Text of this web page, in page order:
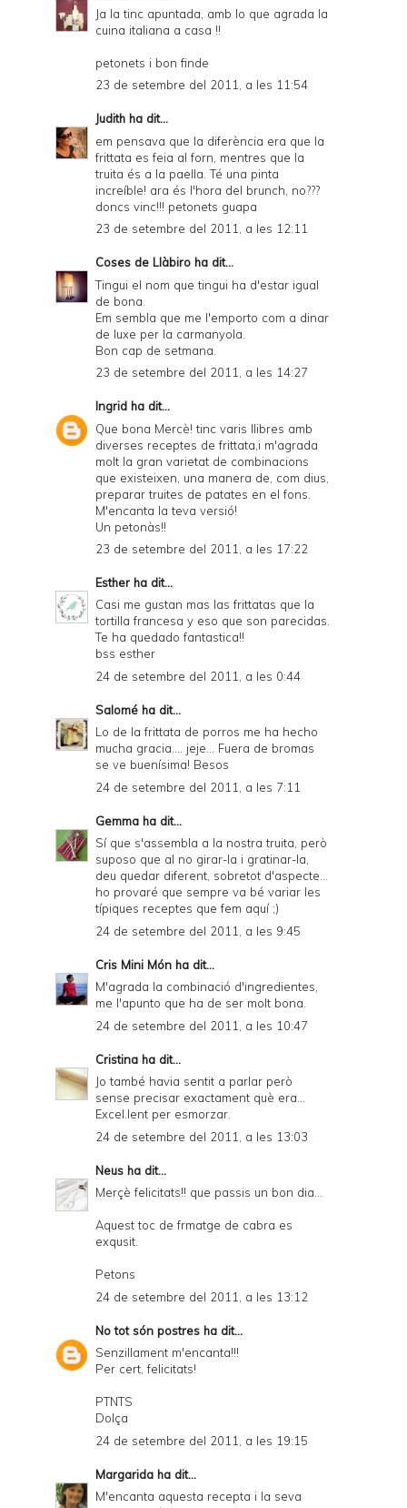
Ja la tinc apuntada, amb lo que agrada la
cuina italiana a casa !!
petonets i bon finde
23 de setembre del 2011, a les 11:54
Judith ha dit...
em pensava que la diferència era que la
frittata es feia al forn, mentres que la
truita és a la paella. Té una pinta
increíble! ara és l'hora del brunch, no???
doncs vinc!!! petonets guapa
23 de setembre del 2011, a les 12:11
Coses de Llàbiro ha dit...
Tingui el nom que tingui ha d'estar igual
de bona.
Em sembla que me l'emporto com a dinar
de luxe per la carmanyola.
Bon cap de setmana.
23 de setembre del 2011, a les 14:27
Ingrid ha dit...
Que bona Mercè! tinc varis llibres amb
diverses receptes de frittata,i m'agrada
molt la gran varietat de combinacions
que existeixen, una manera de, com dius,
preparar truites de patates en el fons.
M'encanta la teva versió!
Un petonàs!!
23 de setembre del 2011, a les 17:22
Esther ha dit...
Casi me gustan mas las frittatas que la
tortilla francesa y eso que son parecidas.
Te ha quedado fantastica!!
bss esther
24 de setembre del 2011, a les 0:44
Salomé ha dit...
Lo de la frittata de porros me ha hecho
mucha gracia.... jeje... Fuera de bromas
se ve buenísima! Besos
24 de setembre del 2011, a les 7:11
Gemma ha dit...
Sí que s'assembla a la nostra truita, però
suposo que al no girar-la i gratinar-la,
deu quedar diferent, sobretot d'aspecte...
ho provaré que sempre va bé variar les
típiques receptes que fem aquí ;)
24 de setembre del 2011, a les 9:45
Cris Mini Món ha dit...
M'agrada la combinació d'ingredientes,
me l'apunto que ha de ser molt bona.
24 de setembre del 2011, a les 10:47
Cristina ha dit...
Jo també havia sentit a parlar però
sense precisar exactament què era...
Excel.lent per esmorzar.
24 de setembre del 2011, a les 13:03
Neus ha dit...
Merçè felicitats!! que passis un bon dia...
Aquest toc de frmatge de cabra es
exqusit.
Petons
24 de setembre del 2011, a les 13:12
No tot són postres ha dit...
Senzillament m'encanta!!!
Per cert, felicitats!
PTNTS
Dolça
24 de setembre del 2011, a les 19:15
Margarida ha dit...
M'encanta aquesta recepta i la seva